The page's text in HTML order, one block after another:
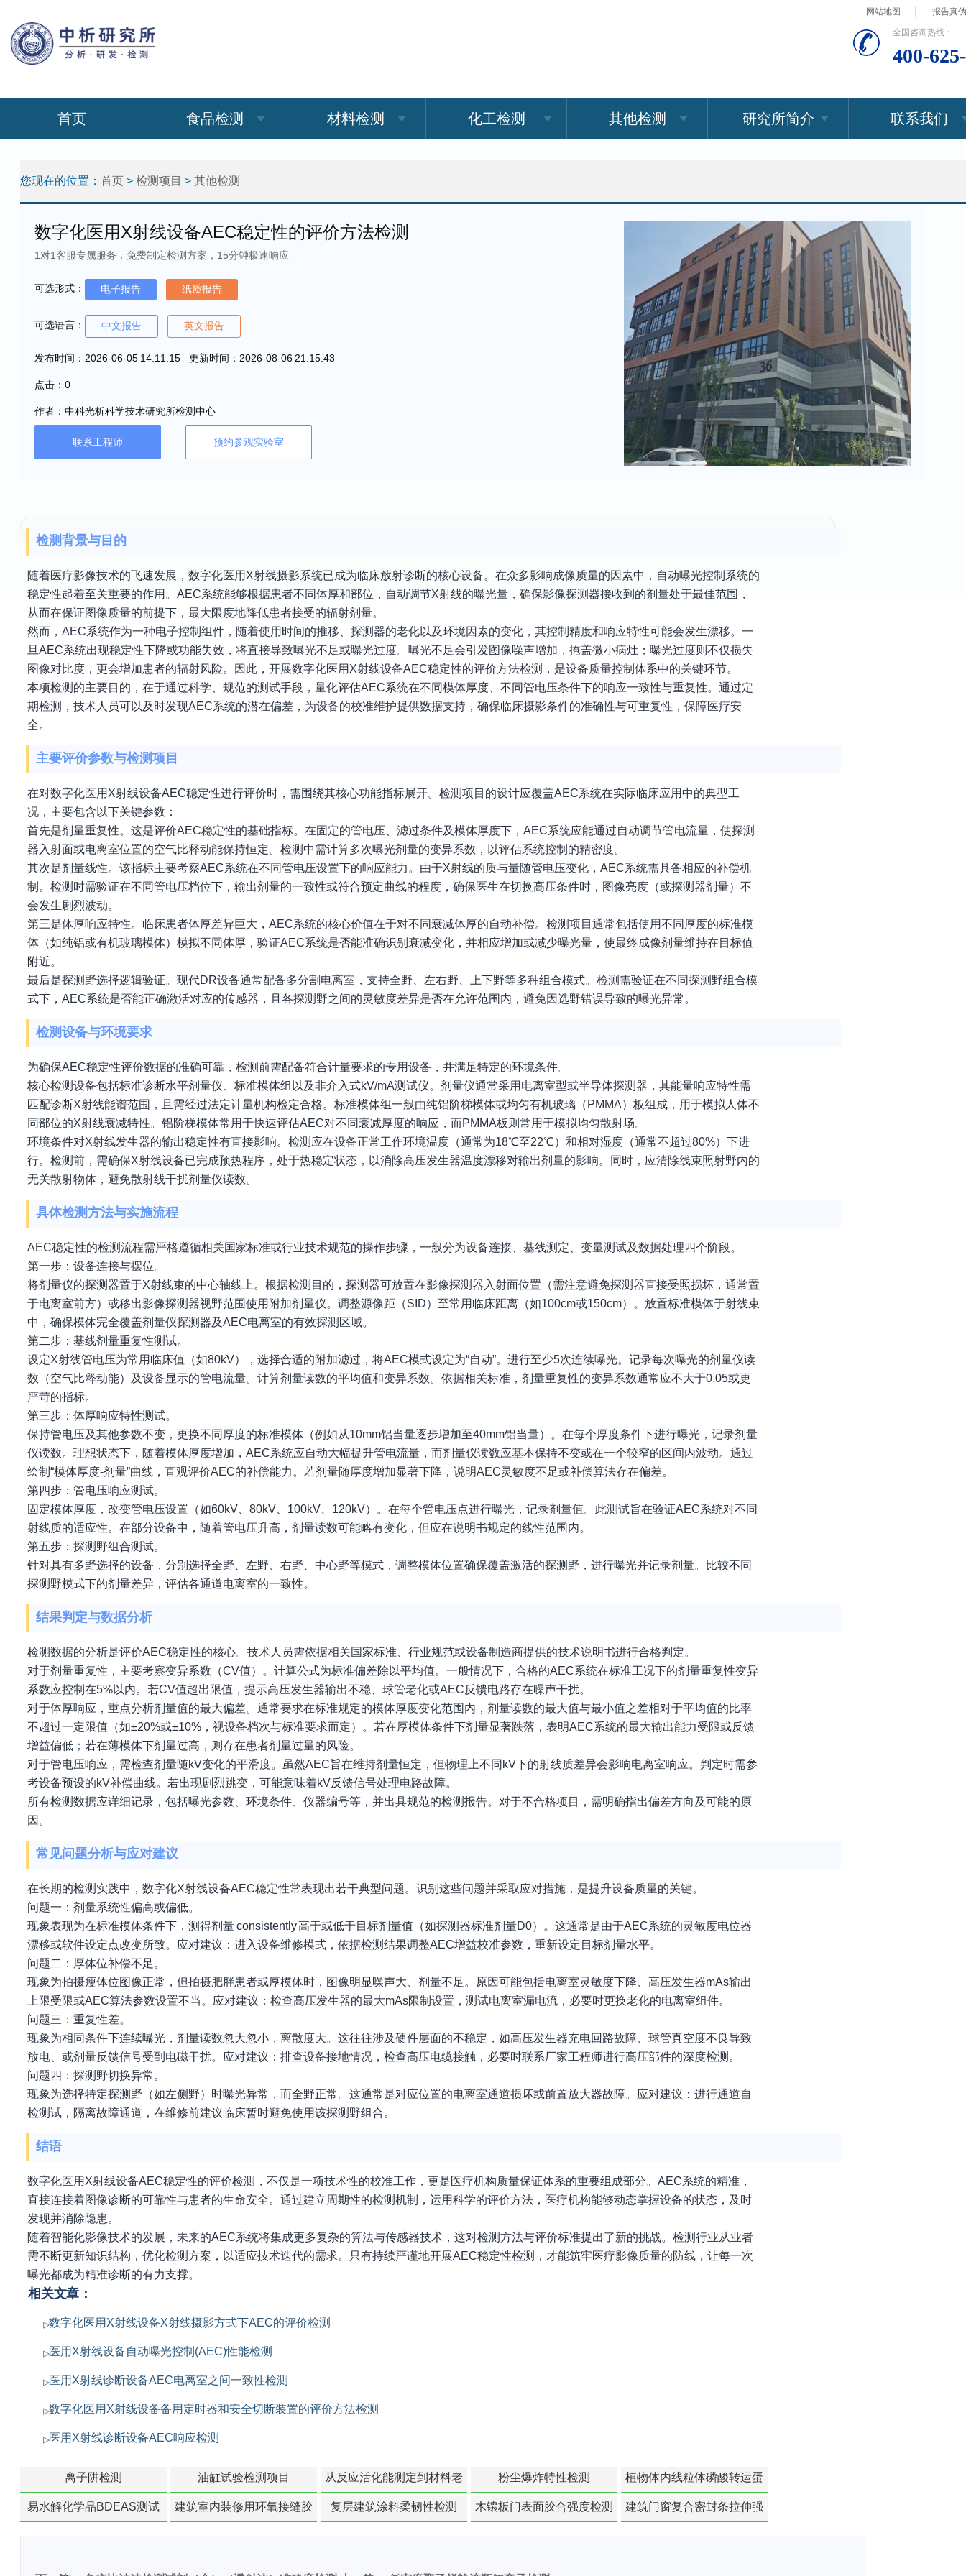
网站地图 报告真
全国咨询热线：
400-
首页 食品检测 材料检测 化工检测 其他检测 研究所简介 联系我们
您现在的位置： 首页 > 检测项目 > 其他检测
数字化医用X射线设备AEC稳定性的评价方法检测
1对1客服专属服务，免费制定检测方案，15分钟极速响应
可选形式： 电子报告 纸质报告
可选语言： 中文报告 英文报告
发布时间：2026-06-05 14:11:15 更新时间：2026-08-06 21:15:43
点击：0
作者：中科光析科学技术研究所检测中心
联系工程师 预约参观实验室
检测背景与目的
随着医疗影像技术的飞速发展，数字化医用X射线摄影系统已成为临床放射诊断的核心设备。在众多影响成像质量的因素中，自动曝光控制系统的
稳定性起着至关重要的作用。AEC系统能够根据患者不同体厚和部位，自动调节X射线的曝光量，确保影像探测器接收到的剂量处于最佳范围，
从而在保证图像质量的前提下，最大限度地降低患者接受的辐射剂量。
然而，AEC系统作为一种电子控制组件，随着使用时间的推移、探测器的老化以及环境因素的变化，其控制精度和响应特性可能会发生漂移。一
旦AEC系统出现稳定性下降或功能失效，将直接导致曝光不足或曝光过度。曝光不足会引发图像噪声增加，掩盖微小病灶；曝光过度则不仅损失
图像对比度，更会增加患者的辐射风险。因此，开展数字化医用X射线设备AEC稳定性的评价方法检测，是设备质量控制体系中的关键环节。
本项检测的主要目的，在于通过科学、规范的测试手段，量化评估AEC系统在不同模体厚度、不同管电压条件下的响应一致性与重复性。通过定
期检测，技术人员可以及时发现AEC系统的潜在偏差，为设备的校准维护提供数据支持，确保临床摄影条件的准确性与可重复性，保障医疗安
全。
主要评价参数与检测项目
在对数字化医用X射线设备AEC稳定性进行评价时，需围绕其核心功能指标展开。检测项目的设计应覆盖AEC系统在实际临床应用中的典型工
况，主要包含以下关键参数：
首先是剂量重复性。这是评价AEC稳定性的基础指标。在固定的管电压、滤过条件及模体厚度下，AEC系统应能通过自动调节管电流量，使探测
器入射面或电离室位置的空气比释动能保持恒定。检测中需计算多次曝光剂量的变异系数，以评估系统控制的精密度。
其次是剂量线性。该指标主要考察AEC系统在不同管电压设置下的响应能力。由于X射线的质与量随管电压变化，AEC系统需具备相应的补偿机
制。检测时需验证在不同管电压档位下，输出剂量的一致性或符合预定曲线的程度，确保医生在切换高压条件时，图像亮度（或探测器剂量）不
会发生剧烈波动。
第三是体厚响应特性。临床患者体厚差异巨大，AEC系统的核心价值在于对不同衰减体厚的自动补偿。检测项目通常包括使用不同厚度的标准模
体（如纯铝或有机玻璃模体）模拟不同体厚，验证AEC系统是否能准确识别衰减变化，并相应增加或减少曝光量，使最终成像剂量维持在目标值
附近。
最后是探测野选择逻辑验证。现代DR设备通常配备多分割电离室，支持全野、左右野、上下野等多种组合模式。检测需验证在不同探测野组合模
式下，AEC系统是否能正确激活对应的传感器，且各探测野之间的灵敏度差异是否在允许范围内，避免因选野错误导致的曝光异常。
检测设备与环境要求
为确保AEC稳定性评价数据的准确可靠，检测前需配备符合计量要求的专用设备，并满足特定的环境条件。
核心检测设备包括标准诊断水平剂量仪、标准模体组以及非介入式kV/mA测试仪。剂量仪通常采用电离室型或半导体探测器，其能量响应特性需
匹配诊断X射线能谱范围，且需经过法定计量机构检定合格。标准模体组一般由纯铝阶梯模体或均匀有机玻璃（PMMA）板组成，用于模拟人体不
同部位的X射线衰减特性。铝阶梯模体常用于快速评估AEC对不同衰减厚度的响应，而PMMA板则常用于模拟均匀散射场。
环境条件对X射线发生器的输出稳定性有直接影响。检测应在设备正常工作环境温度（通常为18℃至22℃）和相对湿度（通常不超过80%）下进
行。检测前，需确保X射线设备已完成预热程序，处于热稳定状态，以消除高压发生器温度漂移对输出剂量的影响。同时，应清除线束照射野内的
无关散射物体，避免散射线干扰剂量仪读数。
具体检测方法与实施流程
AEC稳定性的检测流程需严格遵循相关国家标准或行业技术规范的操作步骤，一般分为设备连接、基线测定、变量测试及数据处理四个阶段。
第一步：设备连接与摆位。
将剂量仪的探测器置于X射线束的中心轴线上。根据检测目的，探测器可放置在影像探测器入射面位置（需注意避免探测器直接受照损坏，通常置
于电离室前方）或移出影像探测器视野范围使用附加剂量仪。调整源像距（SID）至常用临床距离（如100cm或150cm）。放置标准模体于射线束
中，确保模体完全覆盖剂量仪探测器及AEC电离室的有效探测区域。
第二步：基线剂量重复性测试。
设定X射线管电压为常用临床值（如80kV），选择合适的附加滤过，将AEC模式设定为“自动”。进行至少5次连续曝光。记录每次曝光的剂量仪读
数（空气比释动能）及设备显示的管电流量。计算剂量读数的平均值和变异系数。依据相关标准，剂量重复性的变异系数通常应不大于0.05或更
严苛的指标。
第三步：体厚响应特性测试。
保持管电压及其他参数不变，更换不同厚度的标准模体（例如从10mm铝当量逐步增加至40mm铝当量）。在每个厚度条件下进行曝光，记录剂量
仪读数。理想状态下，随着模体厚度增加，AEC系统应自动大幅提升管电流量，而剂量仪读数应基本保持不变或在一个较窄的区间内波动。通过
绘制“模体厚度-剂量”曲线，直观评价AEC的补偿能力。若剂量随厚度增加显著下降，说明AEC灵敏度不足或补偿算法存在偏差。
第四步：管电压响应测试。
固定模体厚度，改变管电压设置（如60kV、80kV、100kV、120kV）。在每个管电压点进行曝光，记录剂量值。此测试旨在验证AEC系统对不同
射线质的适应性。在部分设备中，随着管电压升高，剂量读数可能略有变化，但应在说明书规定的线性范围内。
第五步：探测野组合测试。
针对具有多野选择的设备，分别选择全野、左野、右野、中心野等模式，调整模体位置确保覆盖激活的探测野，进行曝光并记录剂量。比较不同
探测野模式下的剂量差异，评估各通道电离室的一致性。
结果判定与数据分析
检测数据的分析是评价AEC稳定性的核心。技术人员需依据相关国家标准、行业规范或设备制造商提供的技术说明书进行合格判定。
对于剂量重复性，主要考察变异系数（CV值）。计算公式为标准偏差除以平均值。一般情况下，合格的AEC系统在标准工况下的剂量重复性变异
系数应控制在5%以内。若CV值超出限值，提示高压发生器输出不稳、球管老化或AEC反馈电路存在噪声干扰。
对于体厚响应，重点分析剂量值的最大偏差。通常要求在标准规定的模体厚度变化范围内，剂量读数的最大值与最小值之差相对于平均值的比率
不超过一定限值（如±20%或±10%，视设备档次与标准要求而定）。若在厚模体条件下剂量显著跌落，表明AEC系统的最大输出能力受限或反馈
增益偏低；若在薄模体下剂量过高，则存在患者剂量过量的风险。
对于管电压响应，需检查剂量随kV变化的平滑度。虽然AEC旨在维持剂量恒定，但物理上不同kV下的射线质差异会影响电离室响应。判定时需参
考设备预设的kV补偿曲线。若出现剧烈跳变，可能意味着kV反馈信号处理电路故障。
所有检测数据应详细记录，包括曝光参数、环境条件、仪器编号等，并出具规范的检测报告。对于不合格项目，需明确指出偏差方向及可能的原
因。
常见问题分析与应对建议
在长期的检测实践中，数字化X射线设备AEC稳定性常表现出若干典型问题。识别这些问题并采取应对措施，是提升设备质量的关键。
问题一：剂量系统性偏高或偏低。
现象表现为在标准模体条件下，测得剂量 consistently 高于或低于目标剂量值（如探测器标准剂量D0）。这通常是由于AEC系统的灵敏度电位器
漂移或软件设定点改变所致。应对建议：进入设备维修模式，依据检测结果调整AEC增益校准参数，重新设定目标剂量水平。
问题二：厚体位补偿不足。
现象为拍摄瘦体位图像正常，但拍摄肥胖患者或厚模体时，图像明显噪声大、剂量不足。原因可能包括电离室灵敏度下降、高压发生器mAs输出
上限受限或AEC算法参数设置不当。应对建议：检查高压发生器的最大mAs限制设置，测试电离室漏电流，必要时更换老化的电离室组件。
问题三：重复性差。
现象为相同条件下连续曝光，剂量读数忽大忽小，离散度大。这往往涉及硬件层面的不稳定，如高压发生器充电回路故障、球管真空度不良导致
放电、或剂量反馈信号受到电磁干扰。应对建议：排查设备接地情况，检查高压电缆接触，必要时联系厂家工程师进行高压部件的深度检测。
问题四：探测野切换异常。
现象为选择特定探测野（如左侧野）时曝光异常，而全野正常。这通常是对应位置的电离室通道损坏或前置放大器故障。应对建议：进行通道自
检测试，隔离故障通道，在维修前建议临床暂时避免使用该探测野组合。
结语
数字化医用X射线设备AEC稳定性的评价检测，不仅是一项技术性的校准工作，更是医疗机构质量保证体系的重要组成部分。AEC系统的精准，
直接连接着图像诊断的可靠性与患者的生命安全。通过建立周期性的检测机制，运用科学的评价方法，医疗机构能够动态掌握设备的状态，及时
发现并消除隐患。
随着智能化影像技术的发展，未来的AEC系统将集成更多复杂的算法与传感器技术，这对检测方法与评价标准提出了新的挑战。检测行业从业者
需不断更新知识结构，优化检测方案，以适应技术迭代的需求。只有持续严谨地开展AEC稳定性检测，才能筑牢医疗影像质量的防线，让每一次
曝光都成为精准诊断的有力支撑。
相关文章：
数字化医用X射线设备X射线摄影方式下AEC的评价检测
医用X射线设备自动曝光控制(AEC)性能检测
医用X射线诊断设备AEC电离室之间一致性检测
数字化医用X射线设备备用定时器和安全切断装置的评价方法检测
医用X射线诊断设备AEC响应检测
离子阱检测 油缸试验检测项目
从反应活化能测定到材料老
化寿命预测的经典模型
粉尘爆炸特性检测
植物体内线粒体磷酸转运蛋
白活性检测
易水解化学品BDEAS测试
建筑室内装修用环氧接缝胶
复层建筑涂料柔韧性检测 木镶板门表面胶合强度检测
建筑门窗复合密封条拉伸强